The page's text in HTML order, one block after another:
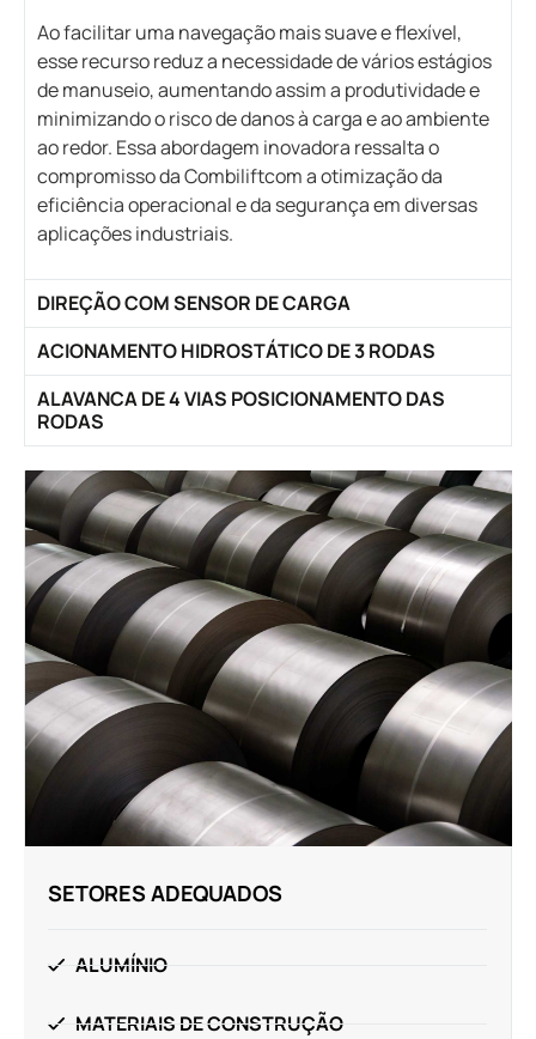
Ao facilitar uma navegação mais suave e flexível,
esse recurso reduz a necessidade de vários estágios
de manuseio, aumentando assim a produtividade e
minimizando o risco de danos à carga e ao ambiente
ao redor. Essa abordagem inovadora ressalta o
compromisso da Combiliftcom a otimização da
eficiência operacional e da segurança em diversas
aplicações industriais.
DIREÇÃO COM SENSOR DE CARGA
ACIONAMENTO HIDROSTÁTICO DE 3 RODAS
ALAVANCA DE 4 VIAS POSICIONAMENTO DAS
RODAS
SETORES ADEQUADOS
ALUMÍNIO
MATERIAIS DE CONSTRUÇÃO